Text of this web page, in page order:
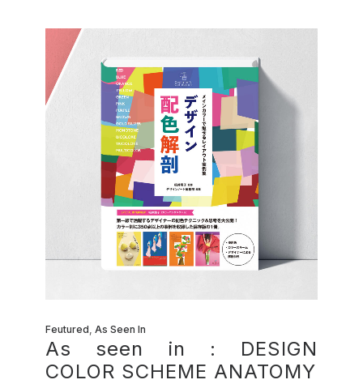
Feutured As Seen In
As seen in : DESIGN
COLOR SCHEME ANATOMY